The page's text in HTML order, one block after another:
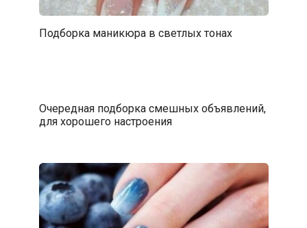
Подборка маникюра в светлых тонах
Очередная подборка смешных объявлений,
для хорошего настроения